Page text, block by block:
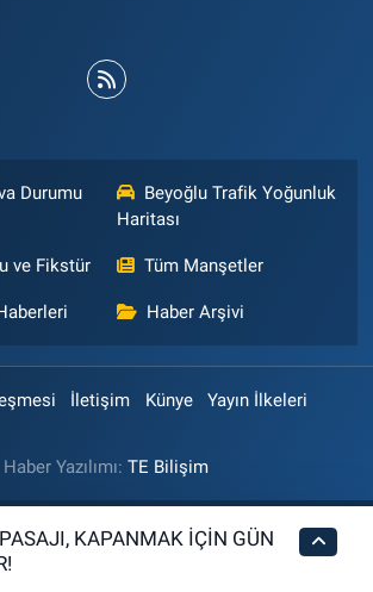
Durumu
Beyoğlu Trafik Yoğunluk
Haritası
ve Fikstür Tüm Manşetler
Haber Arşivi
İletişim Künye Yayın İlkeleri
Haber Yazılımı: TE Bilişim
KAPANMAK İÇİN GÜN